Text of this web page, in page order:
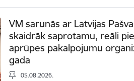
VM sarunās ar Latvijas
skaidrāk saprotamu, reāli
aprūpes pakalpojumu
gada
05.08.2026.